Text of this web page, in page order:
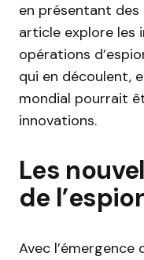
en présentant des
article explore les
opérations
qui en découlent,
mondial pourrait
innovations.
Les
de
Avec l’émergence